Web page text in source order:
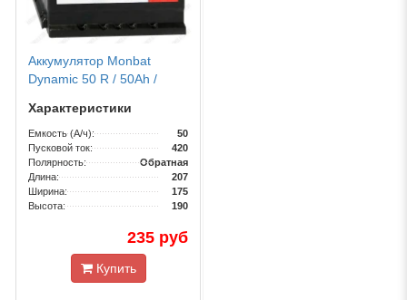
Аккумулятор Monbat
Dynamic 50 R / 50Ah /
Характеристики
Емкость (А/ч):
50
Пусковой ток:
420
Полярность:
Обратная
Длина:
207
Ширина:
175
Высота:
190
235 руб
Купить